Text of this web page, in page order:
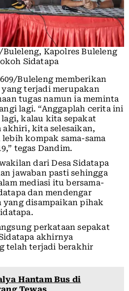
Kapolres Buleleng
Sidatapa
Buleleng memberikan
terjadi merupakan
tugas namun ia meminta
lagi. “Anggaplah cerita ini
kalau kita sepakat
akhiri, kita selesaikan,
kompak sama-sama
tegas Dandim.
dari Desa Sidatapa
jawaban pasti sehingga
mediasi itu bersama-
dan mendengar
yang disampaikan pihak
perkataan sepakat
akhirnya
telah terjadi berakhir
Hantam Bus di